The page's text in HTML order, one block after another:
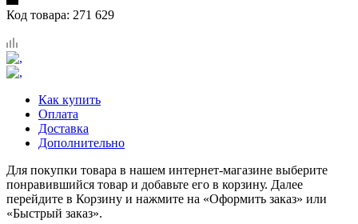
Код товара: 271 629
Как купить
Оплата
Доставка
Дополнительно
Для покупки товара в нашем интернет-магазине выберите
понравившийся товар и добавьте его в корзину. Далее
перейдите в Корзину и нажмите на «Оформить заказ» или
«Быстрый заказ».